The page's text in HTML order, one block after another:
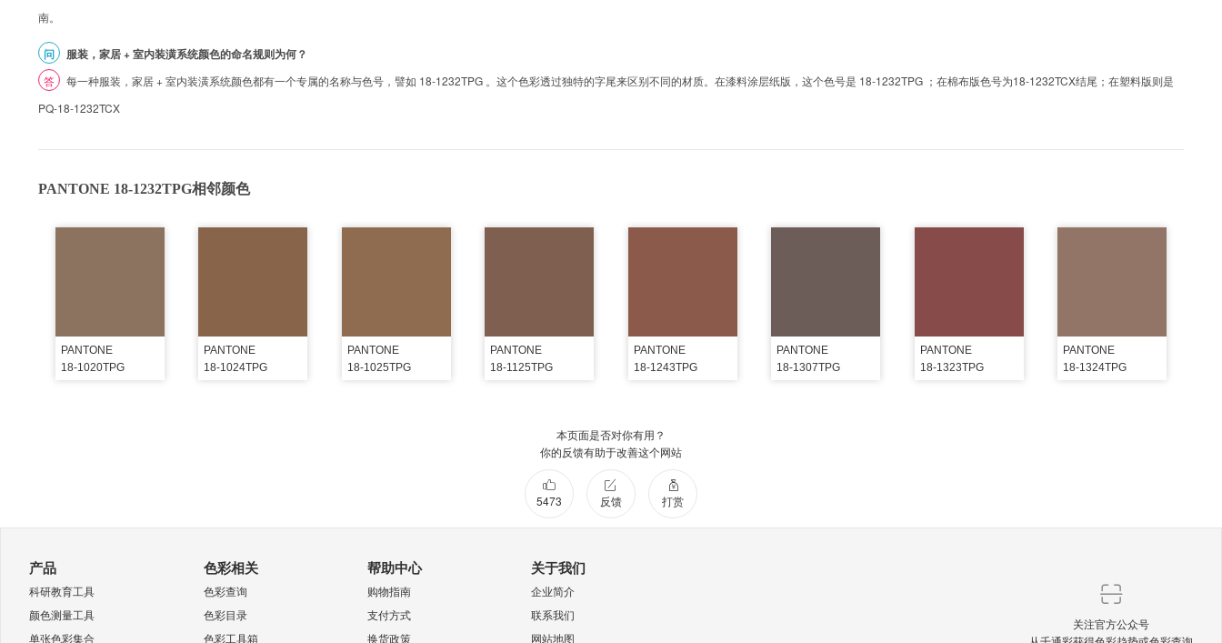
南。
问 服装，家居 + 室内装潢系统颜色的命名规则为何？
答
每一种服装，家居 + 室内装潢系统颜色都有一个专属的名称与色号，譬如 18-1232TPG 。这个色彩透过独特的字尾来区别不同的材质。在漆料涂层纸版，这个色号是 18-1232TPG ；在棉布版色号为18-1232TCX结尾；在塑料版则是
PQ-18-1232TCX
PANTONE 18-1232TPG相邻颜色
PANTONE
18-1020TPG
PANTONE
18-1024TPG
PANTONE
18-1025TPG
PANTONE
18-1125TPG
PANTONE
18-1243TPG
PANTONE
18-1307TPG
PANTONE
18-1323TPG
PANTONE
18-1324TPG
本页面是否对你有用？
你的反馈有助于改善这个网站
5473 反馈 打赏
产品
科研教育工具
颜色测量工具
单张色彩集合
色彩相关
色彩查询
色彩目录
色彩工具箱
帮助中心
购物指南
支付方式
换货政策
关于我们
企业简介
联系我们
网站地图
关注官方公众号